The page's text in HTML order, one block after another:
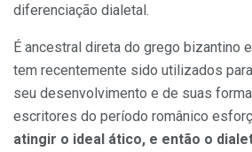
diferenciação dialetal.
É ancestral direta do grego bizantino
tem recentemente sido utilizados
seu desenvolvimento e de suas
escritores do período românico
atingir o ideal ático, e então o